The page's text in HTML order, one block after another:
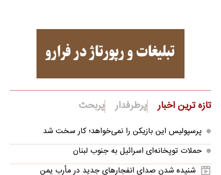
تازه ترین اخبار پرطرفدار پربحث
پرسپولیس این بازیکن را نمی‌خواهد؛ کار سخت شد
حملات توپخانه‌ای اسرائیل به جنوب لبنان
شنیده شدن صدای انفجارهای جدید در مأرب یمن